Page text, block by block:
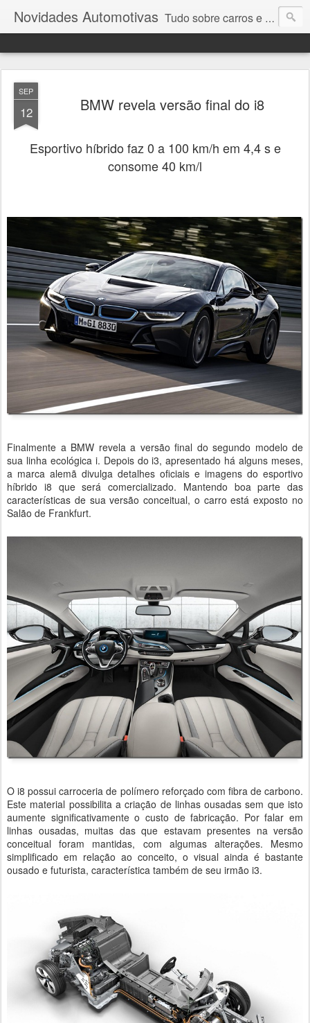
Novidades Automotivas Tudo sobre carros e motores
SEP
12 BMW revela versão final do i8
Esportivo híbrido faz 0 a 100 km/h em 4,4 s e
consome 40 km/l
Finalmente a BMW revela a versão final do segundo modelo de
sua linha ecológica i. Depois do i3, apresentado há alguns meses,
a marca alemã divulga detalhes oficiais e imagens do esportivo
híbrido i8 que será comercializado. Mantendo boa parte das
características de sua versão conceitual, o carro está exposto no
Salão de Frankfurt.
O i8 possui carroceria de polímero reforçado com fibra de carbono.
Este material possibilita a criação de linhas ousadas sem que isto
aumente significativamente o custo de fabricação. Por falar em
linhas ousadas, muitas das que estavam presentes na versão
conceitual foram mantidas, com algumas alterações. Mesmo
simplificado em relação ao conceito, o visual ainda é bastante
ousado e futurista, característica também de seu irmão i3.